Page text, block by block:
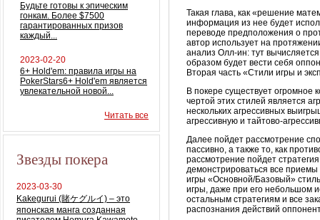
Будьте готовы к эпическим
гонкам. Более $7500
гарантированных призов
каждый...
2023-02-20
6+ Hold'em: правила игры на
PokerStars6+ Hold'em является
увлекательной новой...
Читать все
Звезды покера
2023-03-30
Kakegurui (賭ケグルイ) – это
японская манга созданная
Такая глава, как «решение
информация из нее будет
переводе предположения о
автор использует на
анализ Олл-ин: тут
образом будет вести себя
Вторая часть «Стили игры и
В покере существует огромное
чертой этих стилей является
нескольких агрессивных
агрессивную и тайтово-
Далее пойдет рассмотрение
пассивно, а также то, как
рассмотрение пойдет
демонстрироваться все приемы
игры «Основной/Базовый»
игры, даже при его небольшом
остальным стратегиям и все
распознания действий